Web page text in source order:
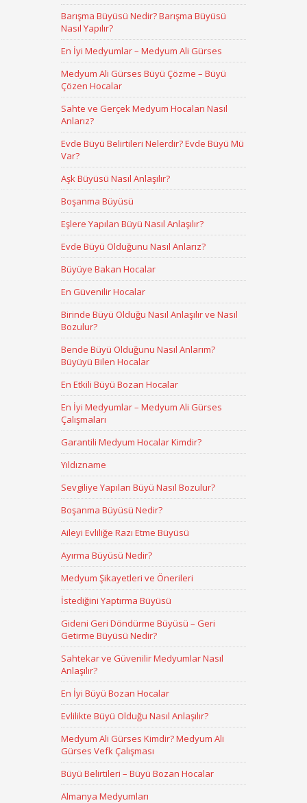
Barışma Büyüsü Nedir? Barışma Büyüsü
Nasıl Yapılır?
En İyi Medyumlar – Medyum Ali Gürses
Medyum Ali Gürses Büyü Çözme – Büyü
Çözen Hocalar
Sahte ve Gerçek Medyum Hocaları Nasıl
Anlarız?
Evde Büyü Belirtileri Nelerdir? Evde Büyü Mü
Var?
Aşk Büyüsü Nasıl Anlaşılır?
Boşanma Büyüsü
Eşlere Yapılan Büyü Nasıl Anlaşılır?
Evde Büyü Olduğunu Nasıl Anlarız?
Büyüye Bakan Hocalar
En Güvenilir Hocalar
Birinde Büyü Olduğu Nasıl Anlaşılır ve Nasıl
Bozulur?
Bende Büyü Olduğunu Nasıl Anlarım?
Büyüyü Bilen Hocalar
En Etkili Büyü Bozan Hocalar
En İyi Medyumlar – Medyum Ali Gürses
Çalışmaları
Garantili Medyum Hocalar Kimdir?
Yıldızname
Sevgiliye Yapılan Büyü Nasıl Bozulur?
Boşanma Büyüsü Nedir?
Aileyi Evliliğe Razı Etme Büyüsü
Ayırma Büyüsü Nedir?
Medyum Şikayetleri ve Önerileri
İstediğini Yaptırma Büyüsü
Gideni Geri Döndürme Büyüsü – Geri
Getirme Büyüsü Nedir?
Sahtekar ve Güvenilir Medyumlar Nasıl
Anlaşılır?
En İyi Büyü Bozan Hocalar
Evlilikte Büyü Olduğu Nasıl Anlaşılır?
Medyum Ali Gürses Kimdir? Medyum Ali
Gürses Vefk Çalışması
Büyü Belirtileri – Büyü Bozan Hocalar
Almanya Medyumları